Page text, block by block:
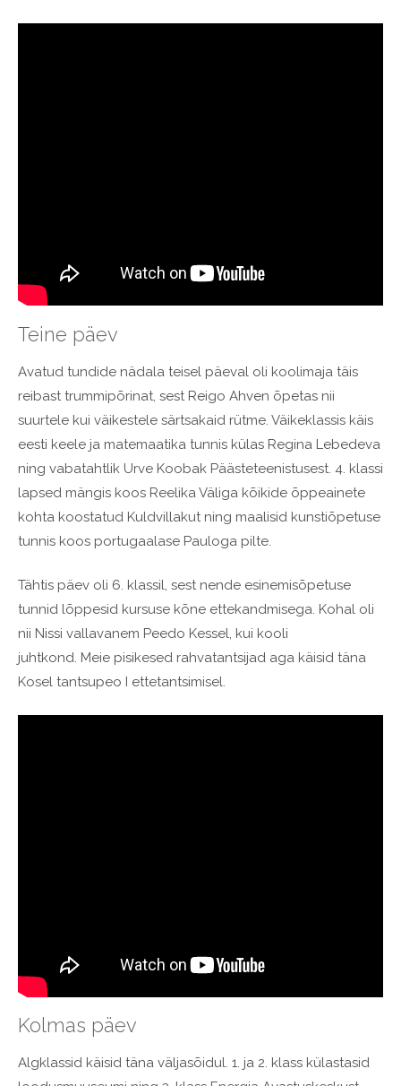
Teine päev
Avatud tundide nädala teisel päeval oli koolimaja täis
reibast trummipõrinat, sest Reigo Ahven õpetas nii
suurtele kui väikestele särtsakaid rütme. Väikeklassis käis
eesti keele ja matemaatika tunnis külas Regina Lebedeva
ning vabatahtlik Urve Koobak Päästeteenistusest. 4. klassi
lapsed mängis koos Reelika Väliga kõikide õppeainete
kohta koostatud Kuldvillakut ning maalisid kunstiõpetuse
tunnis koos portugaalase Pauloga pilte.
Tähtis päev oli 6. klassil, sest nende esinemisõpetuse
tunnid lõppesid kursuse kõne ettekandmisega. Kohal oli
nii Nissi vallavanem Peedo Kessel, kui kooli
juhtkond. Meie pisikesed rahvatantsijad aga käisid täna
Kosel tantsupeo I ettetantsimisel.
Kolmas päev
Algklassid käisid täna väljasõidul. 1. ja 2. klass külastasid